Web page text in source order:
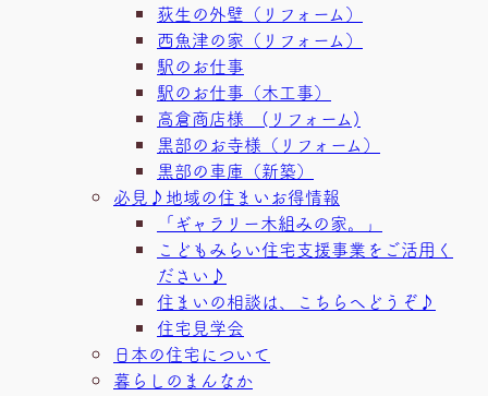
荻生の外壁（リフォーム）
西魚津の家（リフォーム）
駅のお仕事
駅のお仕事（木工事）
高倉商店様 (リフォーム)
黒部のお寺様（リフォーム）
黒部の車庫（新築）
必見♪地域の住まいお得情報
「ギャラリー木組みの家。」
こどもみらい住宅支援事業をご活用く
ださい♪
住まいの相談は、こちらへどうぞ♪
住宅見学会
日本の住宅について
暮らしのまんなか